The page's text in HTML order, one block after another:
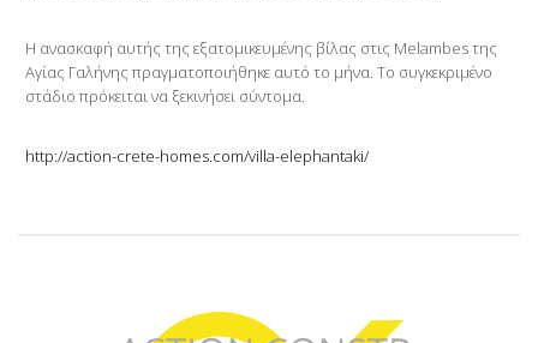
Η ανασκαφή αυτής της εξατομικευμένης βίλας στις Melambes της
Αγίας Γαλήνης πραγματοποιήθηκε αυτό το μήνα. Το συγκεκριμένο
στάδιο πρόκειται να ξεκινήσει σύντομα.
http://action-crete-homes.com/villa-elephantaki/